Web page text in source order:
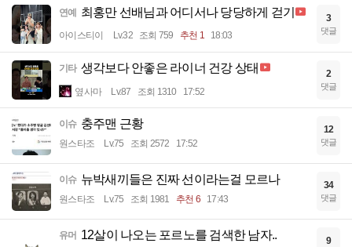
연예 최홍만 선배님과 어디서나 당당하게 걷기
아이스티이 Lv.32 조회 759 추천 1 18:03
3
댓글
기타 생각보다 안좋은 라이너 건강 상태
옆사마 Lv.87 조회 1310 17:52
2
댓글
이슈 충주맨 근황
원스타조 Lv.75 조회 2572 17:52
12
댓글
이슈 뉴박새끼들은 진짜 선이라는걸 모르나
원스타조 Lv.75 조회 1981 추천 6 17:43
34
댓글
유머 12살이 나오는 포르노를 검색한 남자.. 9